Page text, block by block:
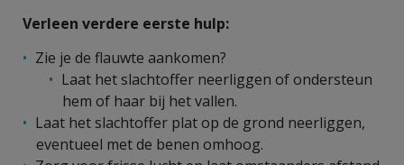
Verleen verdere eerste hulp:
Zie je de flauwte aankomen?
Laat het slachtoffer neerliggen of ondersteun
hem of haar bij het vallen.
Laat het slachtoffer plat op de grond neerliggen,
eventueel met de benen omhoog.